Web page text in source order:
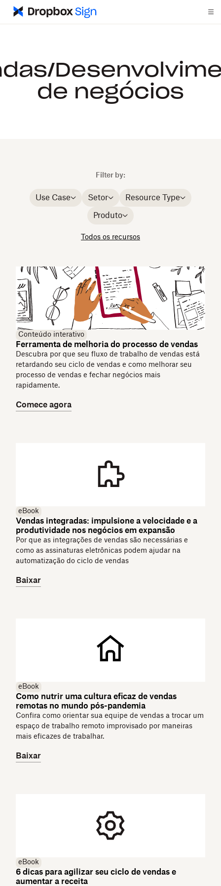
de negócios
Filter by:
Use Case Setor Resource Type
Produto
Todos os recursos
Conteúdo interativo
Ferramenta de melhoria do processo de vendas
Descubra por que seu fluxo de trabalho de vendas está
retardando seu ciclo de vendas e como melhorar seu
processo de vendas e fechar negócios mais
rapidamente.
Comece agora
eBook
Vendas integradas: impulsione a velocidade e a
produtividade nos negócios em expansão
Por que as integrações de vendas são necessárias e
como as assinaturas eletrônicas podem ajudar na
automatização do ciclo de vendas
Baixar
eBook
Como nutrir uma cultura eficaz de vendas
remotas no mundo pós-pandemia
Confira como orientar sua equipe de vendas a trocar um
espaço de trabalho remoto improvisado por maneiras
mais eficazes de trabalhar.
Baixar
eBook
6 dicas para agilizar seu ciclo de vendas e
aumentar a receita